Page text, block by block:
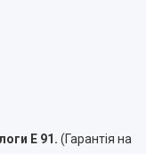
Е 91. (Гарантія на